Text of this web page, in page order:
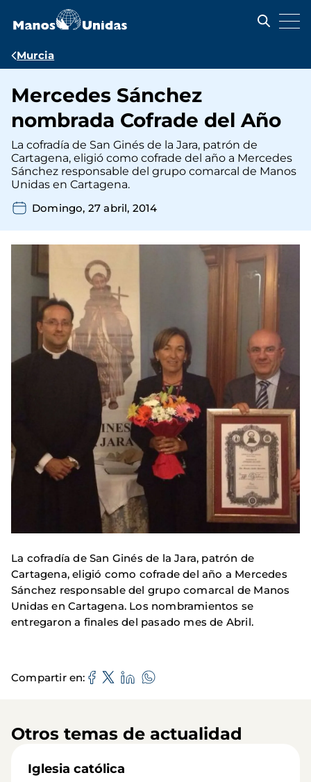
contenido
Ruta
navegación
Murcia
Mercedes Sánchez
nombrada Cofrade del Año
La cofradía de San Ginés de la Jara, patrón de
Cartagena, eligió como cofrade del año a Mercedes
Sánchez responsable del grupo comarcal de Manos
Unidas en Cartagena.
Domingo, 27 abril, 2014
La cofradía de San Ginés de la Jara, patrón de
Cartagena, eligió como cofrade del año a Mercedes
Sánchez responsable del grupo comarcal de Manos
Unidas en Cartagena. Los nombramientos se
entregaron a finales del pasado mes de Abril.
Compartir en
Otros temas de actualidad
Iglesia católica